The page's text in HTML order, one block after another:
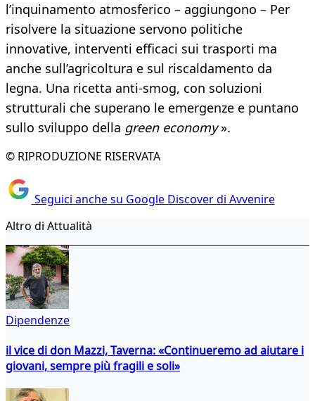
l’inquinamento atmosferico – aggiungono – Per
risolvere la situazione servono politiche
innovative, interventi efficaci sui trasporti ma
anche sull’agricoltura e sul riscaldamento da
legna. Una ricetta anti-smog, con soluzioni
strutturali che superano le emergenze e puntano
sullo sviluppo della green economy».
© RIPRODUZIONE RISERVATA
Seguici anche su Google Discover di Avvenire
Altro di Attualità
Dipendenze
il vice di don Mazzi, Taverna: «Continueremo ad aiutare i
giovani, sempre più fragili e soli»